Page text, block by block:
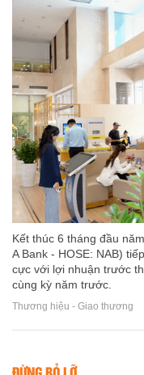
Kết thúc 6 tháng đầu
A Bank - HOSE: NAB)
cực với lợi nhuận trước
cùng kỳ năm trước.
Thương hiệu - Giao thương